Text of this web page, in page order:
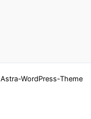
Astra-WordPress-Theme